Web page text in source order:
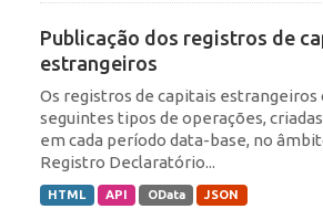
Publicação dos registros de
estrangeiros
Os registros de capitais
seguintes tipos de operações,
em cada período data-base, no
Registro Declaratório...
HTML API OData JSON